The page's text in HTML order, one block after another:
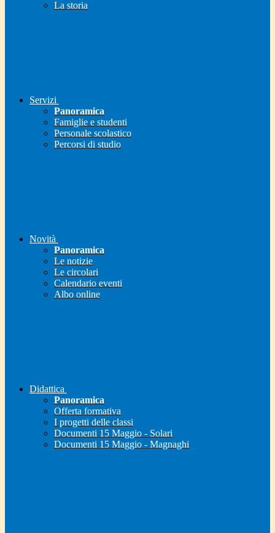
La storia
Servizi
Panoramica
Famiglie e studenti
Personale scolastico
Percorsi di studio
Novità
Panoramica
Le notizie
Le circolari
Calendario eventi
Albo online
Didattica
Panoramica
Offerta formativa
I progetti delle classi
Documenti 15 Maggio - Solari
Documenti 15 Maggio - Magnaghi